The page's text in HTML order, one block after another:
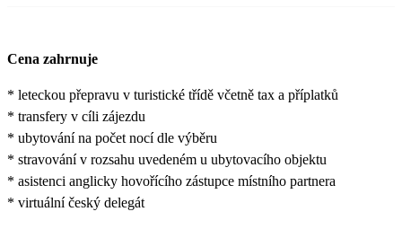
Cena zahrnuje
* leteckou přepravu v turistické třídě včetně tax a příplatků
* transfery v cíli zájezdu
* ubytování na počet nocí dle výběru
* stravování v rozsahu uvedeném u ubytovacího objektu
* asistenci anglicky hovořícího zástupce místního partnera
* virtuální český delegát